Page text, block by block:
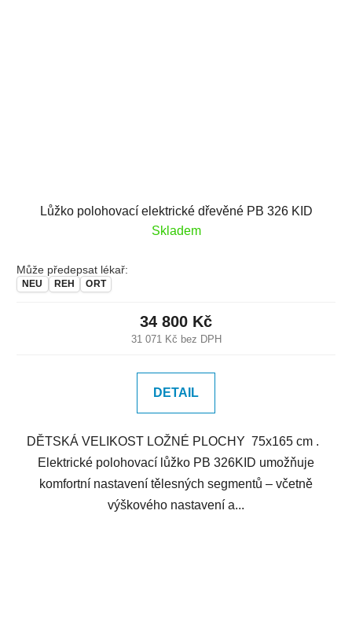
Lůžko polohovací elektrické dřevěné PB 326 KID
Skladem
Může předepsat lékař:
NEU REH ORT
31 071 Kč bez DPH
34 800 Kč
DETAIL
DĚTSKÁ VELIKOST LOŽNÉ PLOCHY 75x165 cm .
Elektrické polohovací lůžko PB 326KID umožňuje
komfortní nastavení tělesných segmentů – včetně
výškového nastavení a...